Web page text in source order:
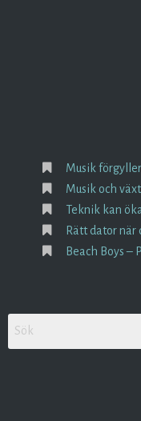
Musik
Musik och
Teknik kan
Rätt dator när
Beach Boys –